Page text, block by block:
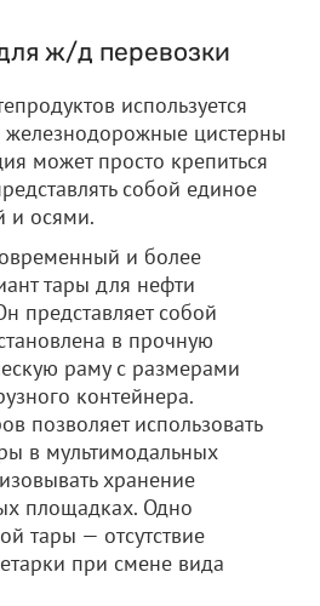
ж/д перевозки
используется
железнодорожные цистерны
может просто крепиться
собой единое
и осями.
и более
тары для нефти
представляет собой
в прочную
раму с размерами
контейнера.
позволяет использовать
в мультимодальных
хранение
площадках. Одно
тары — отсутствие
при смене вида